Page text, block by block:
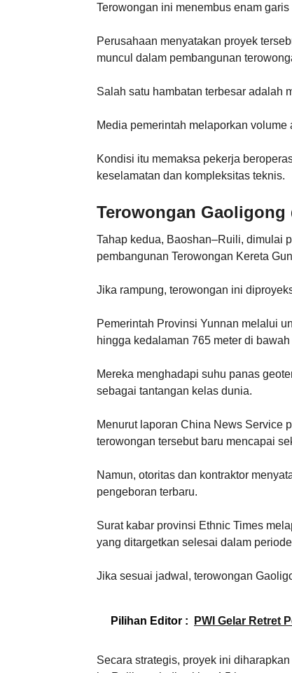
Terowongan ini menembus enam
Perusahaan menyatakan proyek
muncul dalam pembangunan
Salah satu hambatan terbesar adalah
Media pemerintah melaporkan
Kondisi itu memaksa pekerja
keselamatan dan kompleksitas teknis.
Terowongan Gaoligong
Tahap kedua, Baoshan–Ruili, dimulai
pembangunan Terowongan Kereta
Jika rampung, terowongan ini
Pemerintah Provinsi Yunnan melalui
hingga kedalaman 765 meter di
Mereka menghadapi suhu panas
sebagai tantangan kelas dunia.
Menurut laporan China News Service
terowongan tersebut baru mencapai
Namun, otoritas dan kontraktor
pengeboran terbaru.
Surat kabar provinsi Ethnic Times
yang ditargetkan selesai dalam
Jika sesuai jadwal, terowongan
Pilihan Editor : PWI Gelar Retret
Secara strategis, proyek ini